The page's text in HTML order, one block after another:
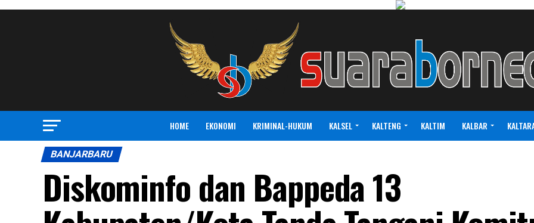
HOME EKONOMI KRIMINAL-HUKUM KALSEL KALTENG KALTIM KALBAR
BANJARBARU
Diskominfo dan Bappeda 13